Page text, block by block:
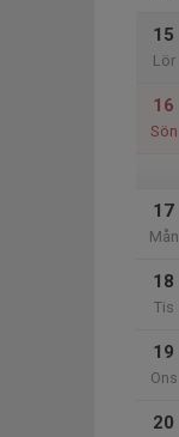
15
Lör
16
Sön
17
Mån
18
Tis
19
Ons
20